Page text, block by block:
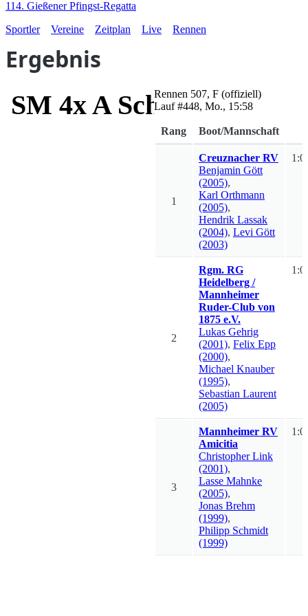
114. Gießener Pfingst-Regatta
Sportler
Vereine Zeitplan Live Rennen
Ergebnis
SM 4x A Schwarz-Preis
Rennen 507, F (offiziell)
Lauf #448, Mo., 15:58
Rang Boot/Mannschaft
1
Creuznacher RV
Benjamin Gött
(2005),
Karl Orthmann
(2005),
Hendrik Lassak
(2004), Levi Gött
(2003)
2
Rgm. RG
Heidelberg /
Mannheimer
Ruder-Club von
1875 e.V.
Lukas Gehrig
(2001), Felix Epp
(2000),
Michael Knauber
(1995),
Sebastian Laurent
(2005)
3
Mannheimer RV
Amicitia
Christopher Link
(2001),
Lasse Mahnke
(2005),
Jonas Brehm
(1999),
Philipp Schmidt
(1999)